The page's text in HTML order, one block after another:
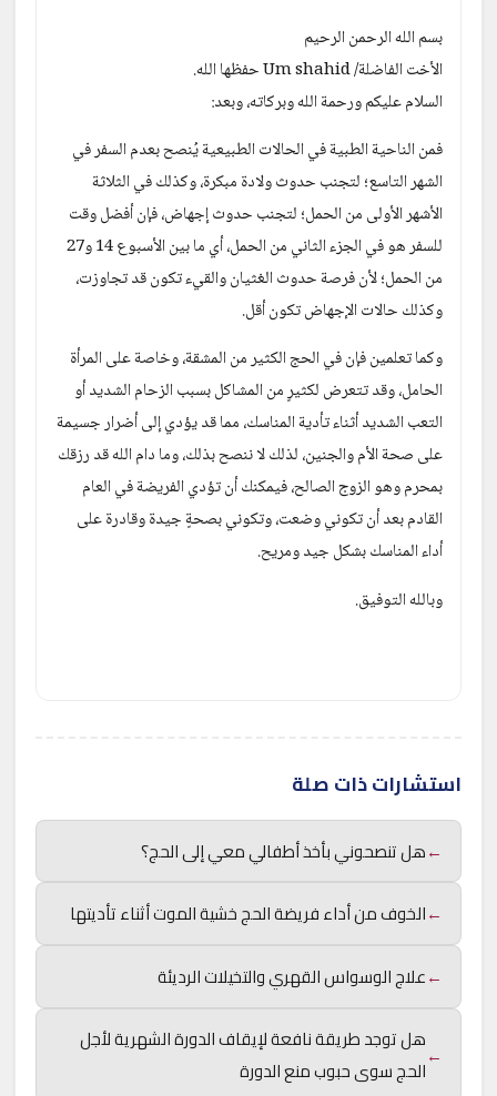
بسم الله الرحمن الرحيم
الأخت الفاضلة/ Um shahid حفظها الله.
السلام عليكم ورحمة الله وبركاته، وبعد:
وكذلك حالات الإجهاض تكون أقل.
أداء المناسك بشكل جيد ومريح.
وبالله التوفيق.
استشارات ذات صلة
←هل تنصحوني بأخذ أطفالي معي إلى الحج؟
←الخوف من أداء فريضة الحج خشية الموت أثناء تأديتها
←علاج الوسواس القهري والتخيلات الرديئة
←هل توجد طريقة نافعة لإيقاف الدورة الشهرية لأجل
الحج سوى حبوب منع الدورة